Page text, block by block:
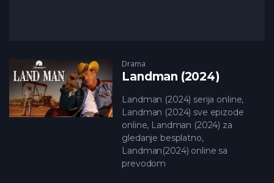
Drama
Landman (2024)
Landman (2024) serija online,
Landman (2024) sve epizode
online, Landman (2024) za
gledanje besplatno,
Landman(2024) online sa
prevodom